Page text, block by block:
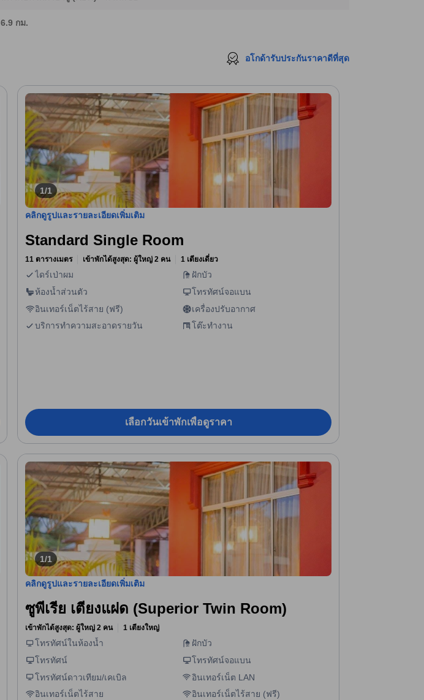
6.9 กม.
อโกด้ารับประกันราคาดีที่สุด
1/1
คลิกดูรูปและรายละเอียดเพิ่มเติม
Standard Single Room
11 ตารางเมตร เข้าพักได้สูงสุด: ผู้ใหญ่ 2 คน 1 เตียงเดี่ยว
ไดร์เป่าผม
ฝักบัว
ห้องน้ำส่วนตัว
โทรทัศน์จอแบน
อินเทอร์เน็ตไร้สาย (ฟรี)
เครื่องปรับอากาศ
บริการทำความสะอาดรายวัน
โต๊ะทำงาน
เลือกวันเข้าพักเพื่อดูราคา
1/1
คลิกดูรูปและรายละเอียดเพิ่มเติม
ซูพีเรีย เตียงแฝด (Superior Twin Room)
เข้าพักได้สูงสุด: ผู้ใหญ่ 2 คน 1 เตียงใหญ่
โทรทัศน์ในห้องน้ำ
ฝักบัว
โทรทัศน์
โทรทัศน์จอแบน
โทรทัศน์ดาวเทียม/เคเบิล
อินเทอร์เน็ต LAN
อินเทอร์เน็ตไร้สาย
อินเทอร์เน็ตไร้สาย (ฟรี)